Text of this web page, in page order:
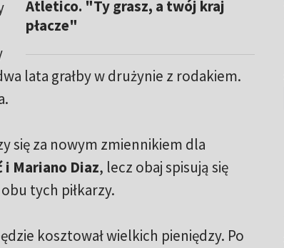
Atletico. "Ty grasz, a twój kraj
płacze"
lata grałby w drużynie z rodakiem.
się za nowym zmiennikiem dla
i Mariano Diaz, lecz obaj spisują się
tych piłkarzy.
kosztował wielkich pieniędzy. Po